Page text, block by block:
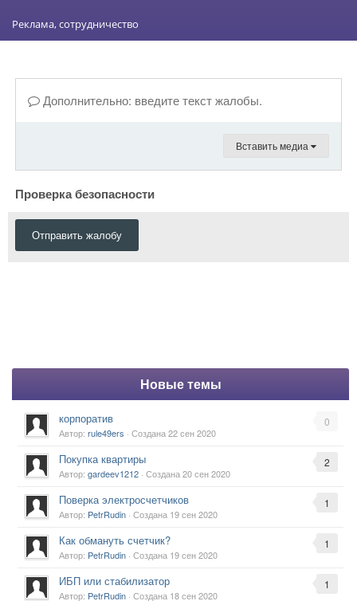
Реклама, сотрудничество
Дополнительно: введите текст жалобы.
Вставить медиа
Проверка безопасности
Отправить жалобу
Новые темы
0
корпоратив
Автор: rule49ers · Создана22 сен 2020
2
Покупка квартиры
Автор: gardeev1212 · Создана20 сен 2020
1
Поверка электросчетчиков
Автор: PetrRudin · Создана 19 сен 2020
1
Как обмануть счетчик?
Автор: PetrRudin · Создана 19 сен 2020
1
ИБП или стабилизатор
Автор: PetrRudin · Создана 18 сен 2020